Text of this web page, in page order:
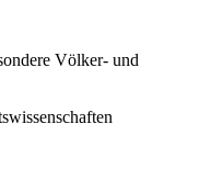
Völker- und